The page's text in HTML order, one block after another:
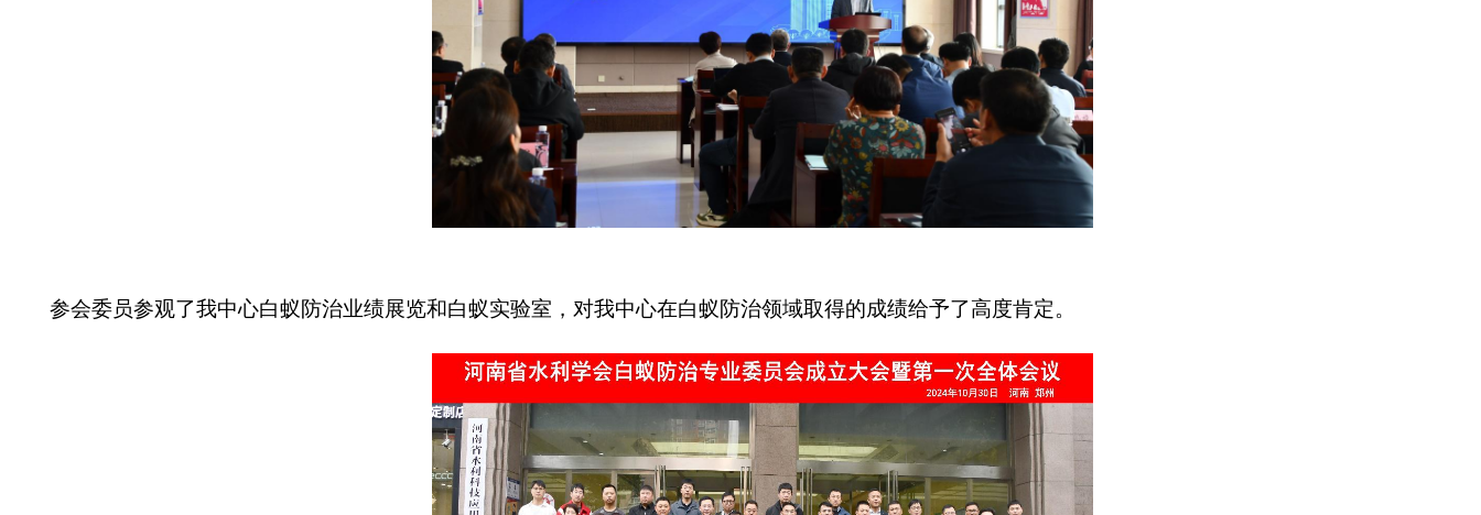
参会委员参观了我中心白蚁防治业绩展览和白蚁实验室，对我中心在白蚁防治领域取得的成绩给予了高度肯定。